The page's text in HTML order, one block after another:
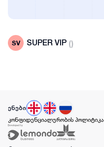
SUPER VIP ()
ენები
კონფიდენციალურობის პოლიტიკა